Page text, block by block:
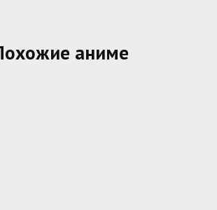
аниме